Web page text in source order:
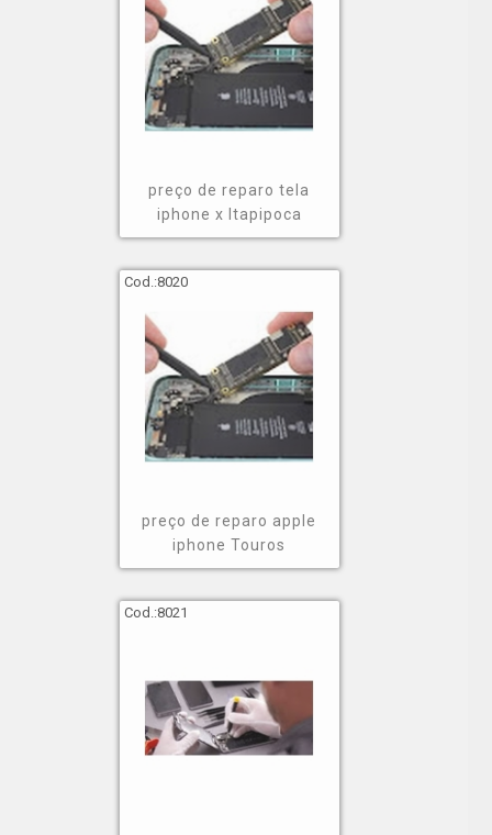
preço de reparo tela
iphone x Itapipoca
Cod.:8020
preço de reparo apple
iphone Touros
Cod.:8021